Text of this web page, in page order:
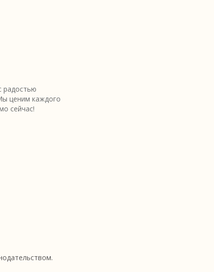
радостью
ценим каждого
сейчас!